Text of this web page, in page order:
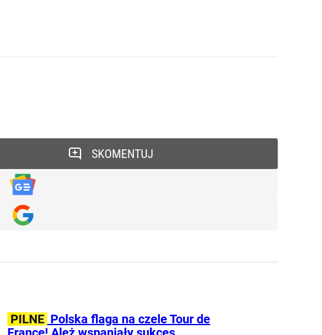
SKOMENTUJ
PILNE Polska flaga na czele Tour de